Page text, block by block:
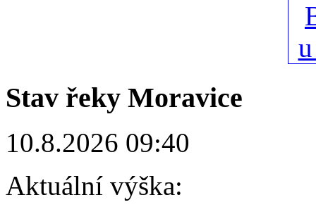
Stav řeky Moravice
10.8.2026 09:40
Aktuální výška: